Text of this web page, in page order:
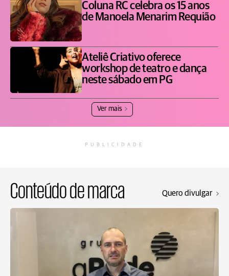
Coluna RC celebra os 15 anos
de Manoela Menarim Requião
Ateliê Criativo oferece
workshop de teatro e dança
neste sábado em PG
Ver mais
PUBLICIDADE
Conteúdo de marca Quero divulgar